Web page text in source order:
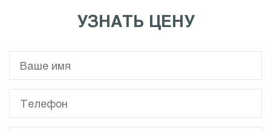
УЗНАТЬ ЦЕНУ